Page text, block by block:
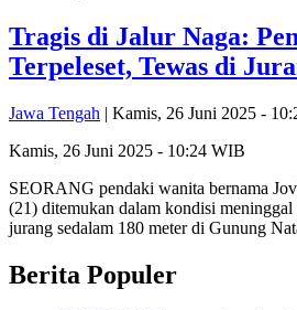
Tragis di Jalur Naga:
Terpeleset, Tewas di
Jawa Tengah | Kamis, 26 Juni 2025 -
Kamis, 26 Juni 2025 - 10:24 WIB
SEORANG pendaki wanita bernama
(21) ditemukan dalam kondisi meninggal
jurang sedalam 180 meter di Gunung
Berita Populer